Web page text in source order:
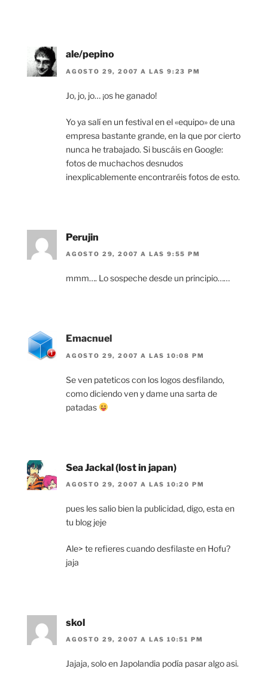
ale/pepino
AGOSTO 29, 2007 A LAS 9:23 PM
Jo, jo, jo… ¡os he ganado!
Yo ya salí en un festival en el «equipo» de una
empresa bastante grande, en la que por cierto
nunca he trabajado. Si buscáis en Google:
fotos de muchachos desnudos
inexplicablemente encontraréis fotos de esto.
Perujin
AGOSTO 29, 2007 A LAS 9:55 PM
mmm…. Lo sospeche desde un principio……
Emacnuel
AGOSTO 29, 2007 A LAS 10:08 PM
Se ven pateticos con los logos desfilando,
como diciendo ven y dame una sarta de
patadas
Sea Jackal (lost in japan)
AGOSTO 29, 2007 A LAS 10:20 PM
pues les salio bien la publicidad, digo, esta en
tu blog jeje
Ale> te refieres cuando desfilaste en Hofu?
jaja
skol
AGOSTO 29, 2007 A LAS 10:51 PM
Jajaja, solo en Japolandia podía pasar algo asi.